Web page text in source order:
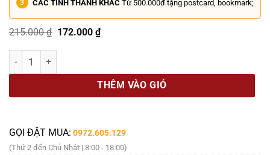
CÁC TỈNH THÀNH KHÁC Từ 500.000đ tặng postcard, bookmark;
215.000₫ Giá
là:
172.000 ₫Giá
(Tập 2) TÂY DU LẦY LỘI KÝ - Trần Lỗi & Cộng Sự – Nhượng Lê dịch
THÊM VÀO GIỎ
GỌI ĐẶT MUA: 0972.605.129
(Thứ 2 đến Chủ Nhật | 8:00 - 18:00)